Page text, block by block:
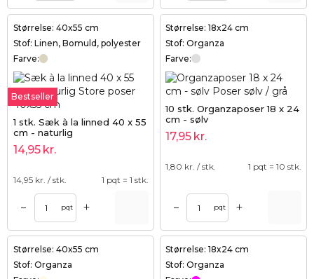
Størrelse: 40x55 cm
Stof: Linen, Bomuld, polyester
Farve:
Bestseller
1 stk. Sæk à la linned 40 x 55
cm - naturlig
14,95 kr.
14,95 kr. / stk. 1 pqt = 1 stk.
– pqt +
Størrelse: 18x24 cm
Stof: Organza
Farve:
10 stk. Organzaposer 18 x 24
cm - sølv
17,95 kr.
1,80 kr. / stk. 1 pqt = 10 stk.
– pqt +
Størrelse: 40x55 cm
Stof: Organza
Størrelse: 18x24 cm
Stof: Organza